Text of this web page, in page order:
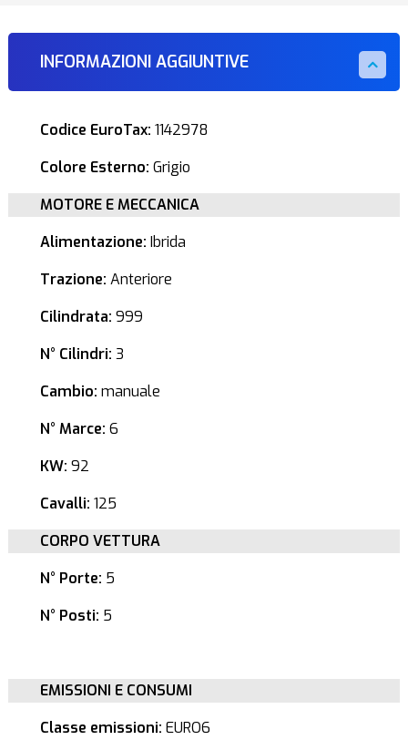
INFORMAZIONI AGGIUNTIVE
Codice EuroTax: 1142978
Colore Esterno: Grigio
MOTORE E MECCANICA
Alimentazione: Ibrida
Trazione: Anteriore
Cilindrata: 999
N° Cilindri: 3
Cambio: manuale
N° Marce: 6
KW: 92
Cavalli: 125
CORPO VETTURA
N° Porte: 5
N° Posti: 5
EMISSIONI E CONSUMI
Classe emissioni: EURO6